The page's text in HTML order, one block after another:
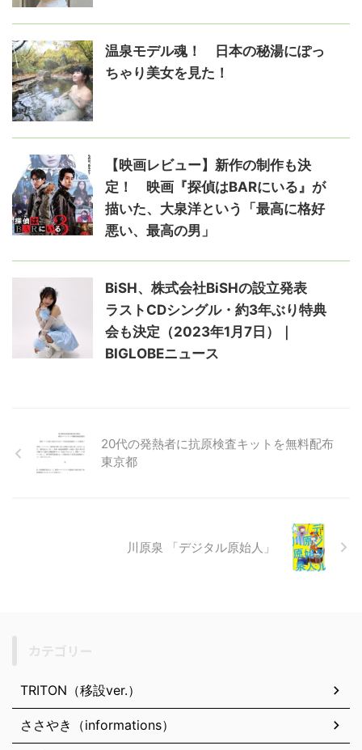
温泉モデル魂！ 日本の秘湯にぽっ
ちゃり美女を見た！
【映画レビュー】新作の制作も決
定！ 映画『探偵はBARにいる』が
描いた、大泉洋という「最高に格好
悪い、最高の男」
BiSH、株式会社BiSHの設立発表
ラストCDシングル・約3年ぶり特典
会も決定（2023年1月7日）｜
BIGLOBEニュース
20代の発熱者に抗原検査キットを無料配布
東京都
川原泉 「デジタル原始人」
TRITON（移設ver.）
ささやき（informations）